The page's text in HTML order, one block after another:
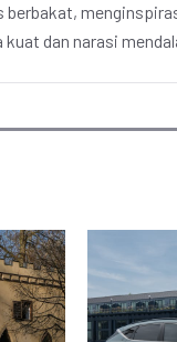
berbakat,
kuat dan narasi